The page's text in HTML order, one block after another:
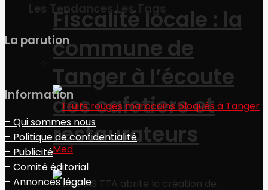
Fiscalité locale : la
commune de
Tanger à l’écoute
des cafetiers et
restaurateurs
Les Tendances Les Tags
Région & La ville
La parution
Information
– Qui sommes nous
– Politique de confidentialité
– Publicité
– Comité éditorial
– Annonces légale